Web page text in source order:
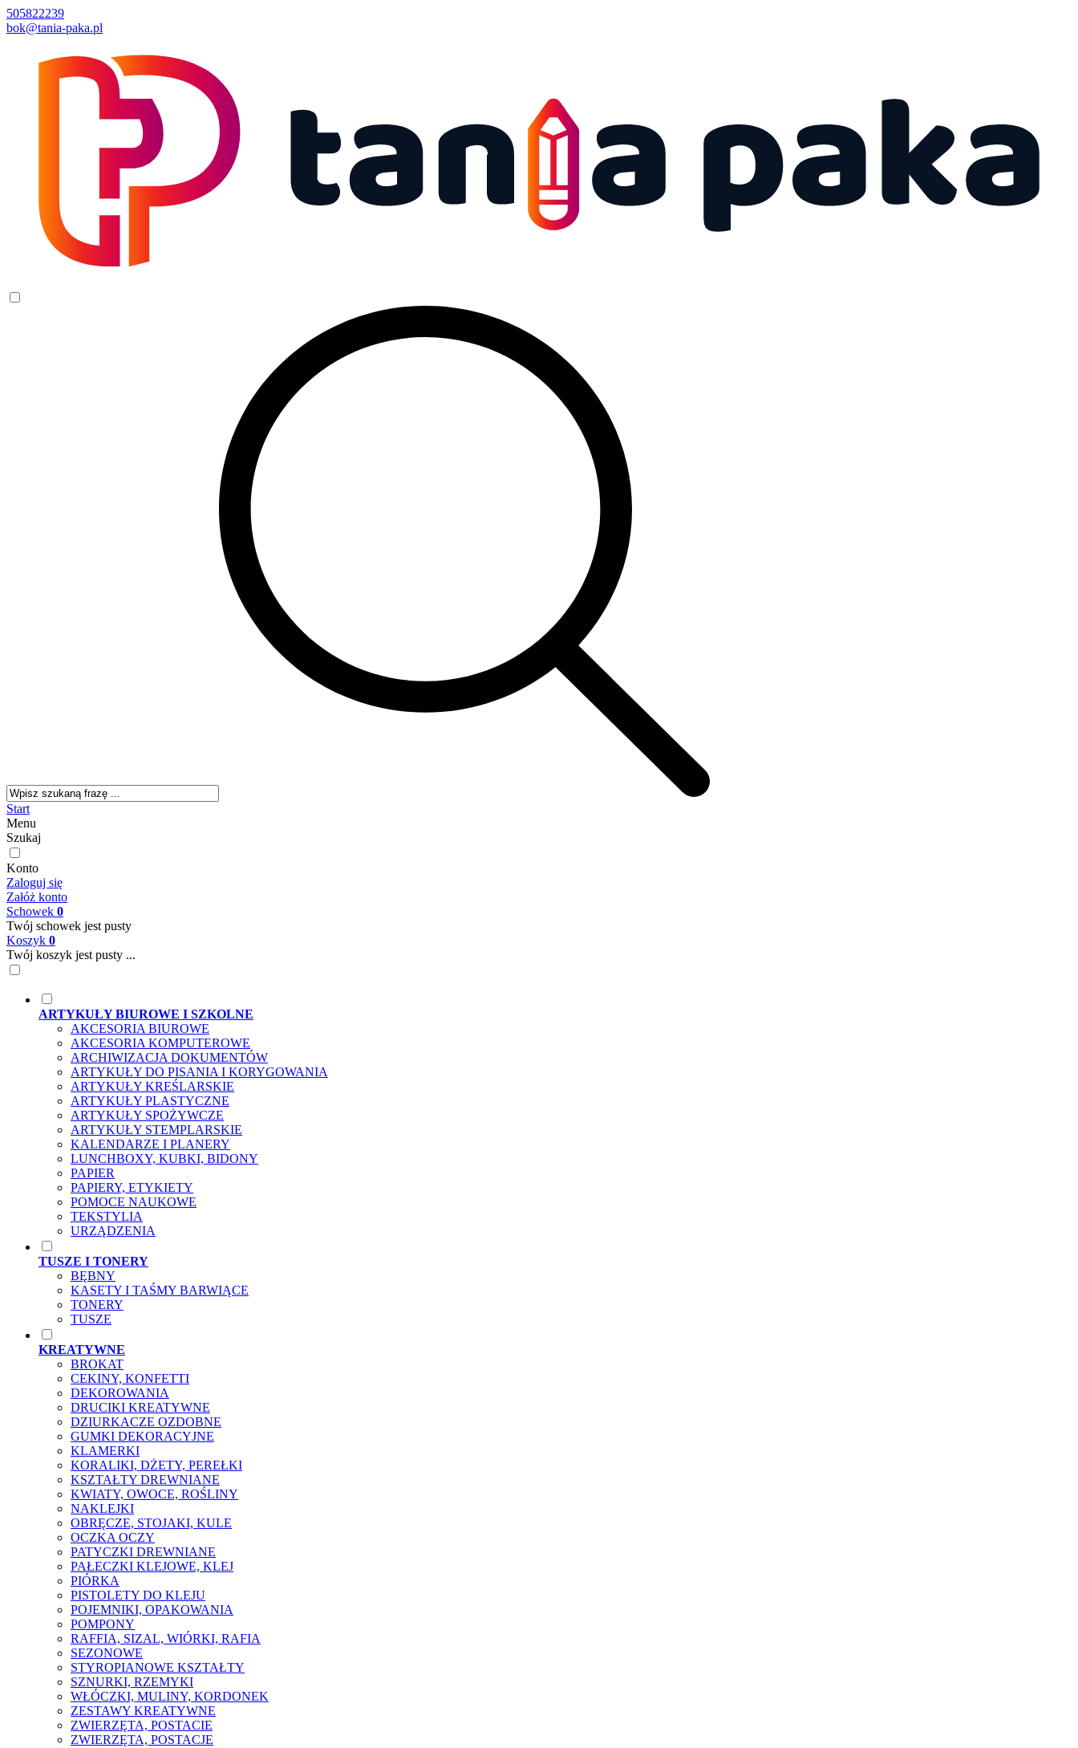
505822239
bok@tania-paka.pl
Start
Menu
Szukaj
Konto
Zaloguj się
Załóż konto
Schowek 0
Twój schowek jest pusty
Koszyk 0
Twój koszyk jest pusty ...
ARTYKUŁY BIUROWE I SZKOLNE
AKCESORIA BIUROWE
AKCESORIA KOMPUTEROWE
ARCHIWIZACJA DOKUMENTÓW
ARTYKUŁY DO PISANIA I KORYGOWANIA
ARTYKUŁY KREŚLARSKIE
ARTYKUŁY PLASTYCZNE
ARTYKUŁY SPOŻYWCZE
ARTYKUŁY STEMPLARSKIE
KALENDARZE I PLANERY
LUNCHBOXY, KUBKI, BIDONY
PAPIER
PAPIERY, ETYKIETY
POMOCE NAUKOWE
TEKSTYLIA
URZĄDZENIA
TUSZE I TONERY
BĘBNY
KASETY I TAŚMY BARWIĄCE
TONERY
TUSZE
KREATYWNE
BROKAT
CEKINY, KONFETTI
DEKOROWANIA
DRUCIKI KREATYWNE
DZIURKACZE OZDOBNE
GUMKI DEKORACYJNE
KLAMERKI
KORALIKI, DŻETY, PEREŁKI
KSZTAŁTY DREWNIANE
KWIATY, OWOCE, ROŚLINY
NAKLEJKI
OBRĘCZE, STOJAKI, KULE
OCZKA OCZY
PATYCZKI DREWNIANE
PAŁECZKI KLEJOWE, KLEJ
PIÓRKA
PISTOLETY DO KLEJU
POJEMNIKI, OPAKOWANIA
POMPONY
RAFFIA, SIZAL, WIÓRKI, RAFIA
SEZONOWE
STYROPIANOWE KSZTAŁTY
SZNURKI, RZEMYKI
WŁÓCZKI, MULINY, KORDONEK
ZESTAWY KREATYWNE
ZWIERZĘTA, POSTACIE
ZWIERZĘTA, POSTACJE